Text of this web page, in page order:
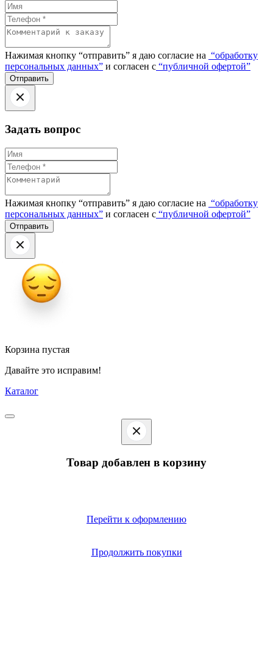
Нажимая кнопку “отправить” я даю согласие на “обработку
персональных данных” и согласен с “публичной офертой”
Задать вопрос
Нажимая кнопку “отправить” я даю согласие на “обработку
персональных данных” и согласен с “публичной офертой”
Корзина пустая
Давайте это исправим!
Каталог
Товар добавлен в корзину
Перейти к оформлению
Продолжить покупки